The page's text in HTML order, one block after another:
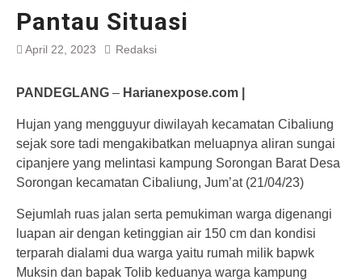
Pantau Situasi
April 22, 2023 Redaksi
PANDEGLANG – Harianexpose.com |
Hujan yang mengguyur diwilayah kecamatan Cibaliung
sejak sore tadi mengakibatkan meluapnya aliran sungai
cipanjere yang melintasi kampung Sorongan Barat Desa
Sorongan kecamatan Cibaliung, Jum’at (21/04/23)
Sejumlah ruas jalan serta pemukiman warga digenangi
luapan air dengan ketinggian air 150 cm dan kondisi
terparah dialami dua warga yaitu rumah milik bapwk
Muksin dan bapak Tolib keduanya warga kampung